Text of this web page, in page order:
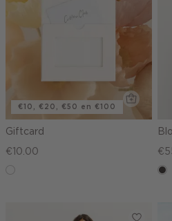
€10, €20, €50 en €100
Giftcard
€10.00